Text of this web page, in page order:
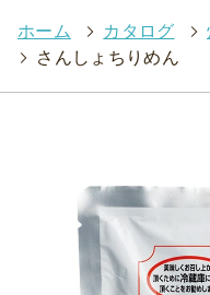
ホーム > カタログ >
>
さんしょちりめん